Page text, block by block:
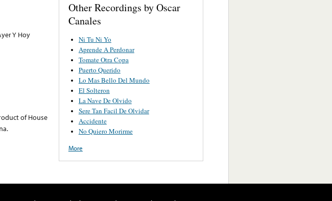
Y Hoy
of House
Other Recordings by Oscar
Canales
Ni Tu Ni Yo
Aprende A Perdonar
Tomate Otra Copa
Puerto Querido
Lo Mas Bello Del Mundo
El Solteron
La Nave De Olvido
Sere Tan Facil De Olvidar
Accidente
No Quiero Morirme
More